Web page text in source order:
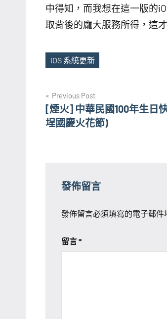
中得知，而我想在這一版的
取背後的龐大服務所得，這
Tags
iOS 系統更新
文
章
Previous Post
[煙火] 中華民國100年生日
埕國慶火花節)
發佈留言
發佈留言必須填寫的電子郵件
留言*